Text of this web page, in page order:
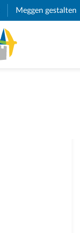
(External Link)
Meggen gestalten